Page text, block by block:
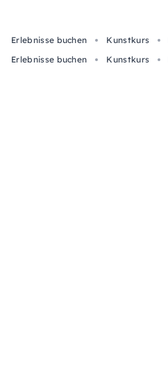
Erlebnisse buchen Kunstkurs
Erlebnisse buchen
Kunstkurs